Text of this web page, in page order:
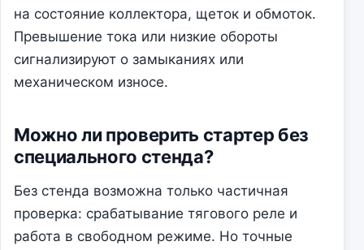
на состояние коллектора, щеток и обмоток.
Превышение тока или низкие обороты
сигнализируют о замыканиях или
механическом износе.
Можно ли проверить стартер без
специального стенда?
Без стенда возможна только частичная
проверка: срабатывание тягового реле и
работа в свободном режиме. Но точные